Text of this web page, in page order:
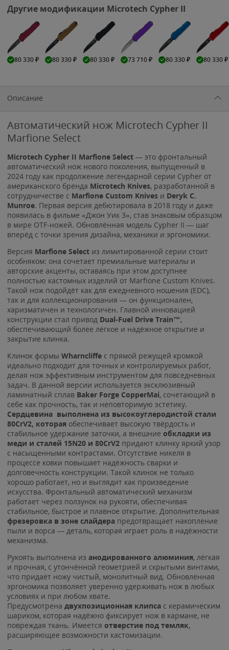
Другие модификации Microtech Cypher II
80 330₽ 80 330₽ 80 330₽ 73 710₽ 80 330₽ 80 330₽
Описание
Автоматический нож Microtech Cypher II
Marfione Select
Microtech Cypher II Marfione Select — это фронтальный
автоматический нож нового поколения, выпущенный в
2024 году как продолжение легендарной серии Cypher от
американского бренда Microtech Knives, разработанной в
сотрудничестве с Marfione Custom Knives и Deryk C.
Munroe. Первая версия дебютировала в 2018 году и даже
появилась в фильме «Джон Уик 3», став знаковым образцом
в мире OTF-ножей. Обновлённая модель Cypher II — шаг
вперёд с точки зрения дизайна, механики и эргономики.
Версия Marfione Select из лимитированной серии стоит
особняком: она сочетает премиальные материалы и
авторские акценты, оставаясь при этом доступнее
полностью кастомных изделий от Marfione Custom Knives.
Такой нож подойдёт как для ежедневного ношения (EDC),
так и для коллекционирования — он функционален,
харизматичен и технологичен. Главной инновацией
конструкции стал привод Dual-Fuel Drive Train™,
обеспечивающий более лёгкое и надёжное открытие и
закрытие клинка.
Клинок формы Wharncliffe с прямой режущей кромкой
идеально подходит для точных и контролируемых работ,
делая нож эффективным инструментом для повседневных
задач. В данной версии используется эксклюзивный
ламинатный сплав Baker Forge CopperMai, сочетающий в
себе как прочность, так и неповторимую эстетику.
Сердцевина выполнена из высокоуглеродистой стали
80CrV2, которая обеспечивает высокую твёрдость и
стабильное удержание заточки, а внешние обкладки из
меди и сталей 15N20 и 80CrV2 придают клинку яркий узор
с насыщенными контрастами. Отсутствие никеля в
процессе ковки повышает надёжность сварки и
долговечность конструкции. Такой клинок не только
хорошо работает, но и выглядит как произведение
искусства. Фронтальный автоматический механизм
работает через ползунок на рукояти, обеспечивая
стабильное, быстрое и плавное открытие. Дополнительная
фрезеровка в зоне слайдера предотвращает накопление
пыли и ворса — деталь, которая играет роль в надёжности
механизма.
Рукоять выполнена из анодированного алюминия, лёгкая
и прочная, с утончённой геометрией и скрытыми винтами,
что придаёт ножу чистый, монолитный вид. Обновлённая
эргономика позволяет уверенно удерживать нож в любых
условиях и при любом хвате.
Предусмотрена двухпозиционная клипса с керамическим
шариком, которая надёжно фиксирует нож в кармане, не
повреждая ткань. Имеется отверстие под темляк,
расширяющее возможности кастомизации.